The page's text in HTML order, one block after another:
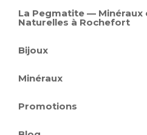
La Pegmatite — Minéraux
Naturelles à Rochefort
Bijoux
Minéraux
Promotions